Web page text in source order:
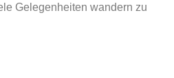
Gelegenheiten wandern zu